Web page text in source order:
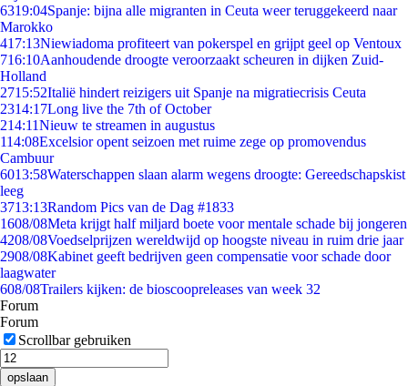
6319:04Spanje: bijna alle migranten in Ceuta weer teruggekeerd naar
Marokko
417:13Niewiadoma profiteert van pokerspel en grijpt geel op Ventoux
716:10Aanhoudende droogte veroorzaakt scheuren in dijken Zuid-
Holland
2715:52Italië hindert reizigers uit Spanje na migratiecrisis Ceuta
2314:17Long live the 7th of October
214:11Nieuw te streamen in augustus
114:08Excelsior opent seizoen met ruime zege op promovendus
Cambuur
6013:58Waterschappen slaan alarm wegens droogte: Gereedschapskist
leeg
3713:13Random Pics van de Dag #1833
1608/08Meta krijgt half miljard boete voor mentale schade bij jongeren
4208/08Voedselprijzen wereldwijd op hoogste niveau in ruim drie jaar
2908/08Kabinet geeft bedrijven geen compensatie voor schade door
laagwater
608/08Trailers kijken: de bioscoopreleases van week 32
Forum
Forum
Scrollbar gebruiken
opslaan